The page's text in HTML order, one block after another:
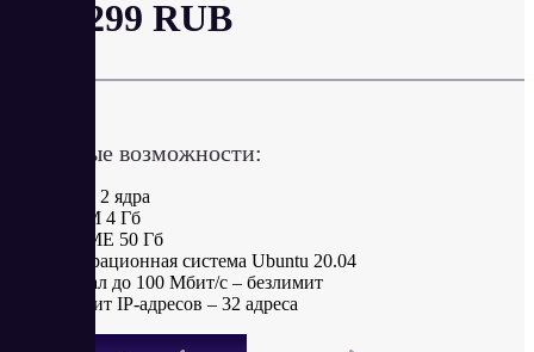
от 1 299 RUB
Ключевые возможности:
CPU 2 ядра
RAM 4 Гб
NVME 50 Гб
Операционная система Ubuntu 20.04
Канал до 100 Мбит/с – безлимит
Лимит IP-адресов – 32 адреса